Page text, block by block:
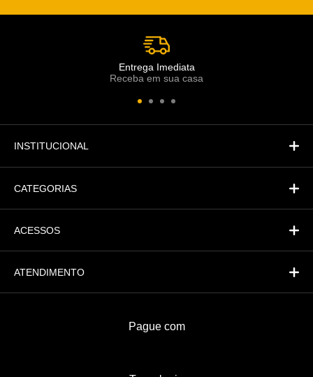
Entrega Imediata
Receba em sua casa
INSTITUCIONAL
CATEGORIAS
ACESSOS
ATENDIMENTO
Pague com